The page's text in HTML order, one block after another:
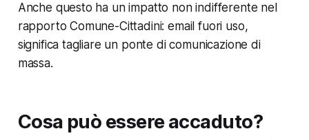
Anche questo ha un impatto non indifferente nel
rapporto Comune-Cittadini: email fuori uso,
significa tagliare un ponte di comunicazione di
massa.
Cosa può essere accaduto?